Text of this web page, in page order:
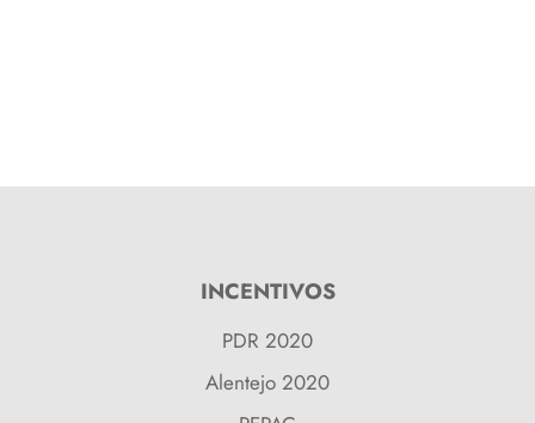
INCENTIVOS
PDR 2020
Alentejo 2020